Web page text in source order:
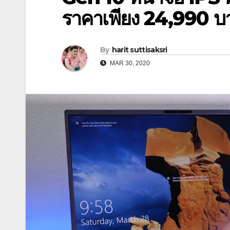
ราคาเพียง 24,990
By harit suttisaksri
MAR 30, 2020